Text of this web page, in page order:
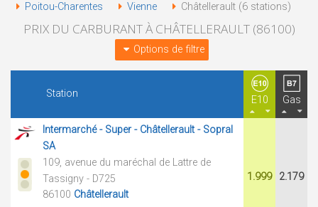
Poitou-Charentes Vienne Châtellerault (6 stations)
PRIX DU CARBURANT À CHÂTELLERAULT (86100)
Options de filtre
Station
E10 Gas
Intermarché - Super - Châtellerault - Sopral
SA
109, avenue du maréchal de Lattre de
Tassigny - D725
86100 Châtellerault
1.999 2.179